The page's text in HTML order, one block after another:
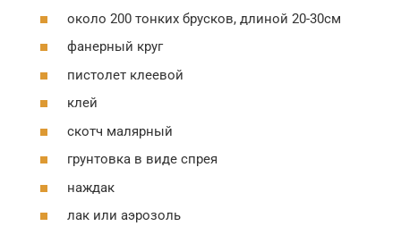
около 200 тонких брусков, длиной 20-30см
фанерный круг
пистолет клеевой
клей
скотч малярный
грунтовка в виде спрея
наждак
лак или аэрозоль